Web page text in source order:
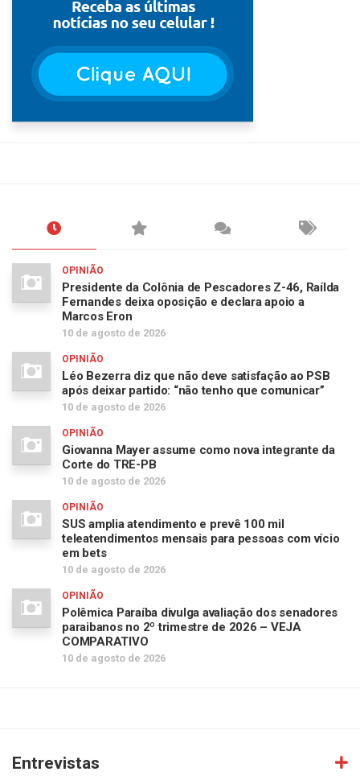
OPINIÃO
Presidente da Colônia de Pescadores Z-46, Raílda
Fernandes deixa oposição e declara apoio a
Marcos Eron
10 de agosto de 2026
OPINIÃO
Léo Bezerra diz que não deve satisfação ao PSB
após deixar partido: “não tenho que comunicar”
10 de agosto de 2026
OPINIÃO
Giovanna Mayer assume como nova integrante da
Corte do TRE-PB
10 de agosto de 2026
OPINIÃO
SUS amplia atendimento e prevê 100 mil
teleatendimentos mensais para pessoas com vício
em bets
10 de agosto de 2026
OPINIÃO
Polêmica Paraíba divulga avaliação dos senadores
paraibanos no 2º trimestre de 2026 – VEJA
COMPARATIVO
10 de agosto de 2026
Entrevistas